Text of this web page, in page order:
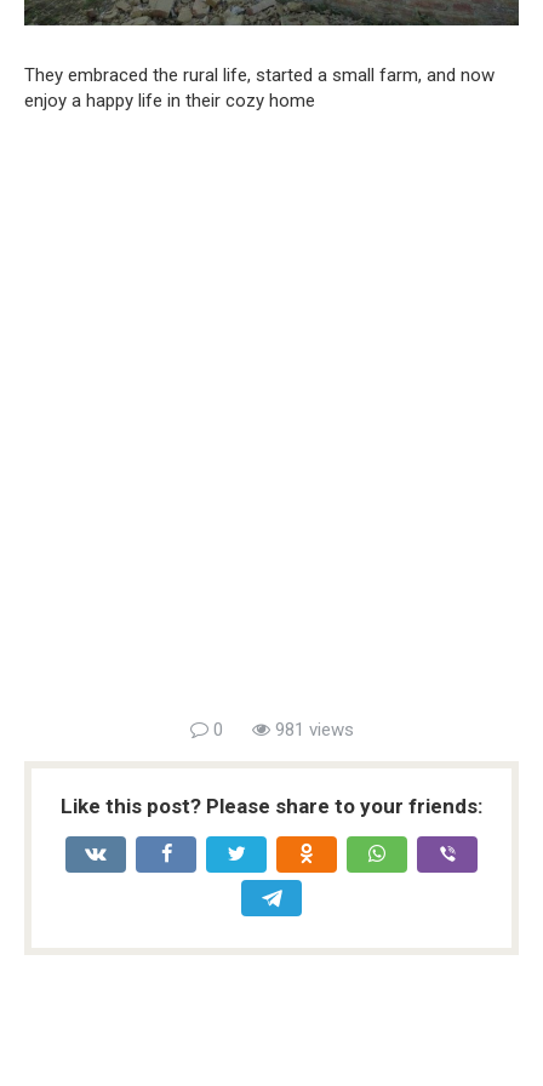
They embraced the rural life, started a small farm, and now
enjoy a happy life in their cozy home
0 981 views
Like this post? Please share to your friends: